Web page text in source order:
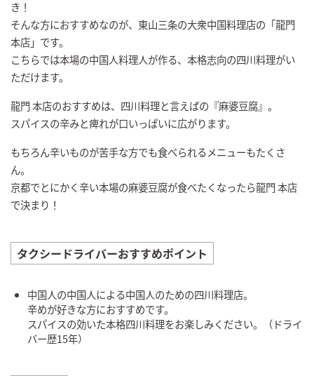
き！
そんな方におすすめなのが、東山三条の大衆中国料理店の「龍門
本店」です。
こちらでは本場の中国人料理人が作る、本格志向の四川料理がい
ただけます。
龍門 本店のおすすめは、四川料理と言えばの『麻婆豆腐』。
スパイスの辛みと痺れが口いっぱいに広がります。
もちろん辛いものが苦手な方でも食べられるメニューもたくさ
ん。
京都でとにかく辛い本場の麻婆豆腐が食べたくなったら龍門 本店
で決まり！
タクシードライバーおすすめポイント
中国人の中国人による中国人のための四川料理店。
辛めが好きな方におすすめです。
スパイスの効いた本格四川料理をお楽しみください。（ドライ
バー歴15年）